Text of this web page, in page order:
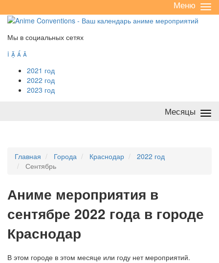
/
Меню
Мы в социальных сетях
   
2021 год
2022 год
2023 год
Месяцы
Главная Города Краснодар
2022 год
Сентябрь
Аниме мероприятия в
сентябре 2022 года в городе
Краснодар
В этом городе в этом месяце или году нет мероприятий.